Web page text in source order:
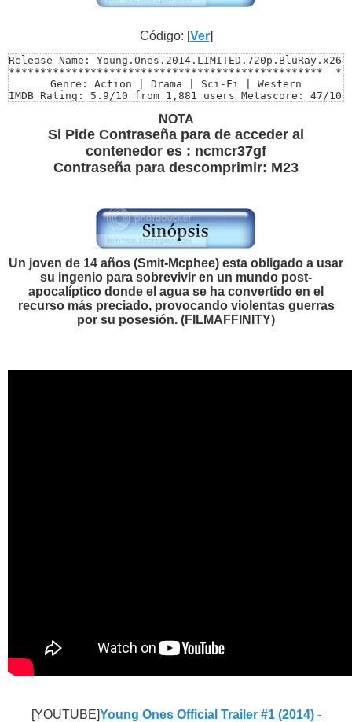
Código: [Ver]
Release Name: Young.Ones.2014.LIMITED.720p.BluRay.x264-
**************************************************
Genre: Action | Drama | Sci-Fi | Western
IMDB Rating: 5.9/10 from 1,881 users Metascore: 47/100
Starring: Nicholas Hoult, Kodi Smit-McPhee, Michael
Size: 4.36 GB
Video: MKV | 1280 x 536 | 4719 Kbps
Audio: English | DTS | 1509 Kbps
Runtime: 100 min
SUBTITULO 1 : INCORPORADOS AL VIDEO ESPAÑOL LATINO
SUBTITULO 2 : ESPAÑOL LATINO .SRT
NOTA
Si Pide Contraseña para de acceder al
contenedor es : ncmcr37gf
Contraseña para descomprimir: M23
Un joven de 14 años (Smit-Mcphee) esta obligado a usar
su ingenio para sobrevivir en un mundo post-
apocalíptico donde el agua se ha convertido en el
recurso más preciado, provocando violentas guerras
por su posesión. (FILMAFFINITY)
[YOUTUBE]Young Ones Official Trailer #1 (2014) -